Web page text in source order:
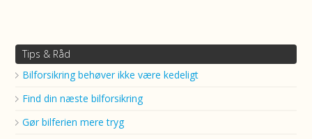
Tips & Råd
Bilforsikring behøver ikke være kedeligt
Find din næste bilforsikring
Gør bilferien mere tryg